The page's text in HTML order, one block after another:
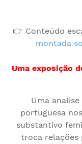
👉 Conteúdo
montada
Uma exposição
Uma
portuguesa
substantivo
troca relações